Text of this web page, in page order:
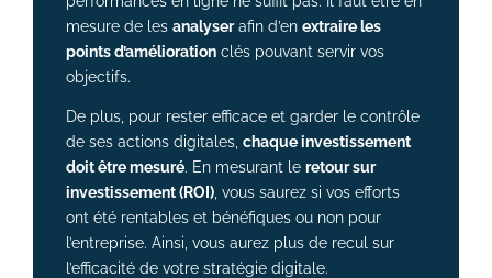
mesure de les analyserafin d’en extraire les
points d’amélioration clés pouvant servir vos
objectifs.
De plus, pour rester efficace et garder le contrôle
de ses actions digitales, chaque investissement
doit être mesuré. En mesurant le retour sur
investissement (ROI) , vous saurez si vos efforts
ont été rentables et bénéfiques ou non pour
l’entreprise. Ainsi, vous aurez plus de recul sur
l’efficacité de votre stratégie digitale.